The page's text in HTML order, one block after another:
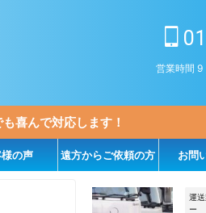
営業時間
喜んで対応します！
の声 遠方からご依頼の方 お問
運
ー